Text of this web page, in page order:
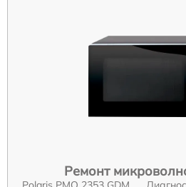
Ремонт